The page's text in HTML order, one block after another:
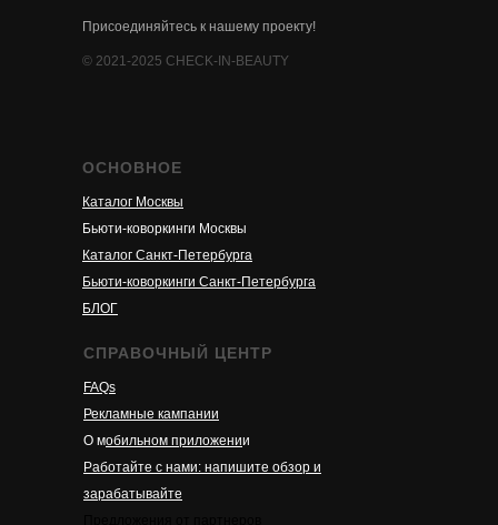
© 2021-2025 CHECK-IN-BEAUTY
Присоединяйтесь к нашему проекту!
Каталог Москвы
Бьюти-коворкинги Москвы
Каталог Санкт-Петербурга
Бьюти-коворкинги Санкт-Петербурга
БЛОГ
СПРАВОЧНЫЙ ЦЕНТР
FAQs
Рекламные кампании
О мобильном приложении
Работайте с нами: напишите обзор и
зарабатывайте
ОСНОВНОЕ